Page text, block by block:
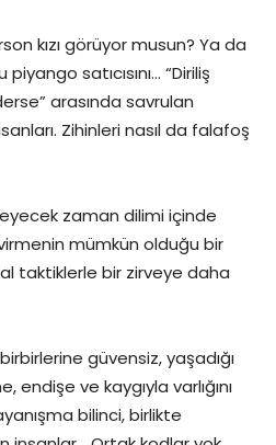
kızı görüyor musun? Ya da
satıcısını… “Diriliş
arasında savrulan
Zihinleri nasıl da falafoş
zaman dilimi içinde
mümkün olduğu bir
taktiklerle bir zirveye daha
güvensiz, yaşadığı
endişe ve kaygıyla varlığını
bilinci, birlikte